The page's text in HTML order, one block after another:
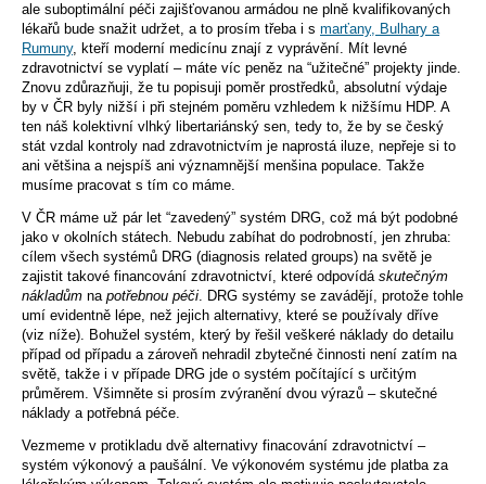
ale suboptimální péči zajišťovanou armádou ne plně kvalifikovaných
lékařů bude snažit udržet, a to prosím třeba i s marťany, Bulhary a
Rumuny, kteří moderní medicínu znají z vyprávění. Mít levné
zdravotnictví se vyplatí – máte víc peněz na “užitečné” projekty jinde.
Znovu zdůrazňuji, že tu popisuji poměr prostředků, absolutní výdaje
by v ČR byly nižší i při stejném poměru vzhledem k nižšímu HDP. A
ten náš kolektivní vlhký libertariánský sen, tedy to, že by se český
stát vzdal kontroly nad zdravotnictvím je naprostá iluze, nepřeje si to
ani většina a nejspíš ani významnější menšina populace. Takže
musíme pracovat s tím co máme.
V ČR máme už pár let “zavedený” systém DRG, což má být podobné
jako v okolních státech. Nebudu zabíhat do podrobností, jen zhruba:
cílem všech systémů DRG (diagnosis related groups) na světě je
zajistit takové financování zdravotnictví, které odpovídá skutečným
nákladům na potřebnou péči . DRG systémy se zavádějí, protože tohle
umí evidentně lépe, než jejich alternativy, které se používaly dříve
(viz níže). Bohužel systém, který by řešil veškeré náklady do detailu
případ od případu a zároveň nehradil zbytečné činnosti není zatím na
světě, takže i v případe DRG jde o systém počítající s určitým
průměrem. Všimněte si prosím zvýranění dvou výrazů – skutečné
náklady a potřebná péče.
Vezmeme v protikladu dvě alternativy finacování zdravotnictví –
systém výkonový a paušální. Ve výkonovém systému jde platba za